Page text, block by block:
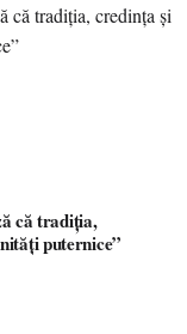
că tradiția,
puternice”